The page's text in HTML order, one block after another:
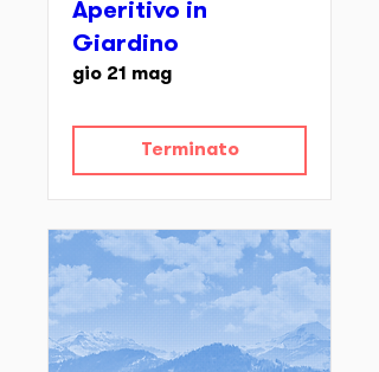
Aperitivo in
Giardino
gio 21 mag
Terminato